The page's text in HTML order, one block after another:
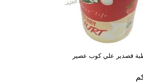
قصدير علي كوب عصير